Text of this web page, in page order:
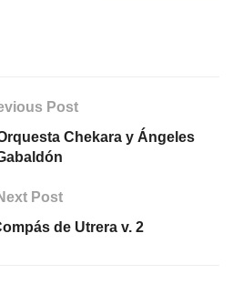
Post
Chekara y Ángeles
Post
de Utrera v. 2